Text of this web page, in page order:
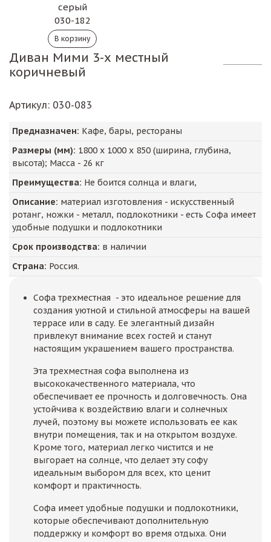
серый
030-182
Диван Мими 3-х местный
коричневый
Артикул: 030-083
Предназначен: Кафе, бары, рестораны
Размеры (мм): 1800 х 1000 х 850 (ширина, глубина,
высота); Масса - 26 кг
Преимущества: Не боится солнца и влаги,
Описание: материал изготовления - искусственный
ротанг, ножки - металл, подлокотники - есть Софа имеет
удобные подушки и подлокотники
Срок производства: в наличии
Страна: Россия.
Софа трехместная - это идеальное решение для
создания уютной и стильной атмосферы на вашей
террасе или в саду. Ее элегантный дизайн
привлекут внимание всех гостей и станут
настоящим украшением вашего пространства.
Эта трехместная софа выполнена из
высококачественного материала, что
обеспечивает ее прочность и долговечность. Она
устойчива к воздействию влаги и солнечных
лучей, поэтому вы можете использовать ее как
внутри помещения, так и на открытом воздухе.
Кроме того, материал легко чистится и не
выгорает на солнце, что делает эту софу
идеальным выбором для всех, кто ценит
комфорт и практичность.
Софа имеет удобные подушки и подлокотники,
которые обеспечивают дополнительную
поддержку и комфорт во время отдыха. Они